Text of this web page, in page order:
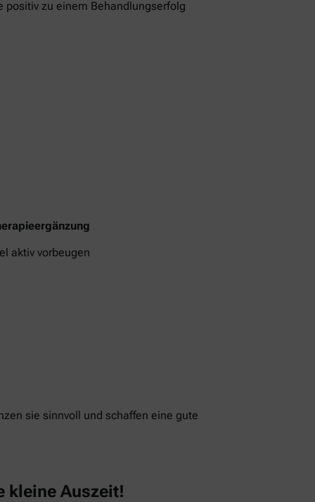
positiv zu einem Behandlungserfolg
aktiv vorbeugen
sie sinnvoll und schaffen eine gute
kleine Auszeit!